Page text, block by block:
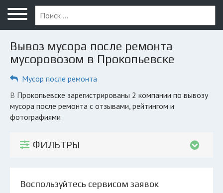
Меню
Главная
Вопрос юристу
Компании
КОМПАНИЯМ
© 2026 Все права защищены
Вывоз мусора после ремонта
мусоровозом в Прокопьевске
Мусор после ремонта
в Прокопьевске зарегистрированы 2 компании по вывозу
мусора после ремонта с отзывами, рейтингом и
фотографиями
ФИЛЬТРЫ
Воспользуйтесь сервисом заявок